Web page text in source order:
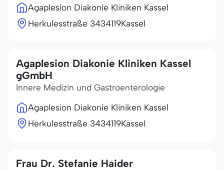
Agaplesion Diakonie Kliniken Kassel
Herkulesstraße 3434119Kassel
Agaplesion Diakonie Kliniken Kassel
gGmbH
Innere Medizin und Gastroenterologie
Agaplesion Diakonie Kliniken Kassel
Herkulesstraße 3434119Kassel
Frau Dr. Stefanie Haider